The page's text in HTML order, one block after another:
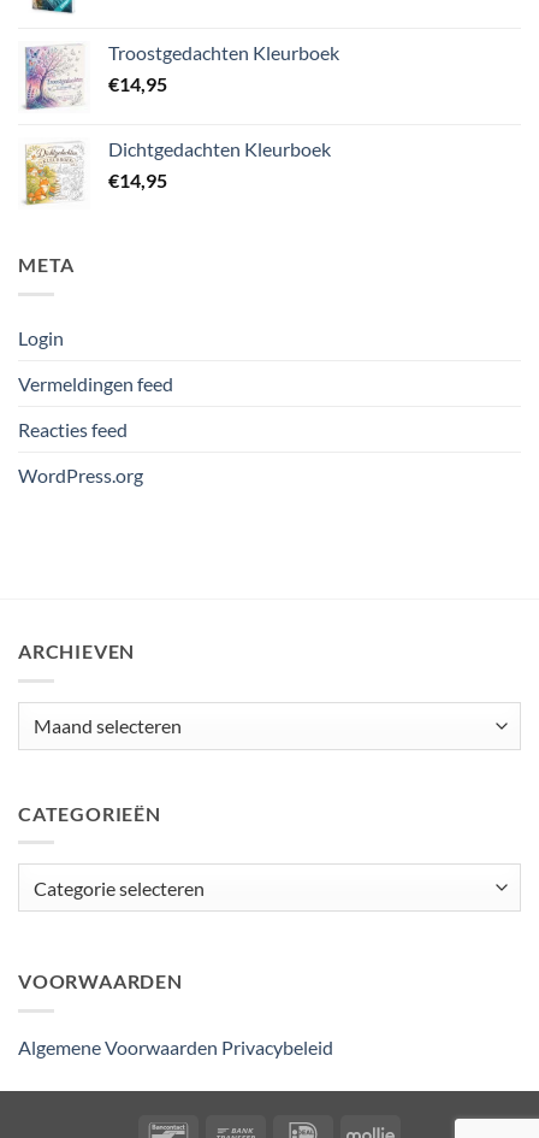
Troostgedachten Kleurboek
€14,95
Dichtgedachten Kleurboek
€14,95
META
Login
Vermeldingen feed
Reacties feed
WordPress.org
ARCHIEVEN
CATEGORIEËN
VOORWAARDEN
Algemene Voorwaarden Privacybeleid
BancontactBank IDeal Mollie